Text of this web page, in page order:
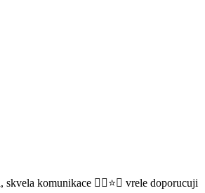
komunikace 👌🏻⭐️😊 vrele doporucuji